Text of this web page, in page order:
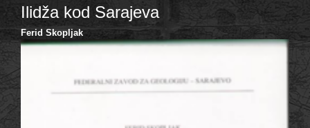
Ilidža kod Sarajeva
Ferid Skopljak